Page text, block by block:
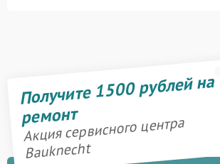
Получите 1500 рублей на
ремонт
Акция сервисного центра
Bauknecht